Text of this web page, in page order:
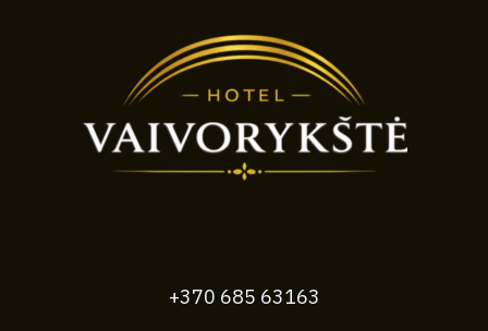
+370 685 63163